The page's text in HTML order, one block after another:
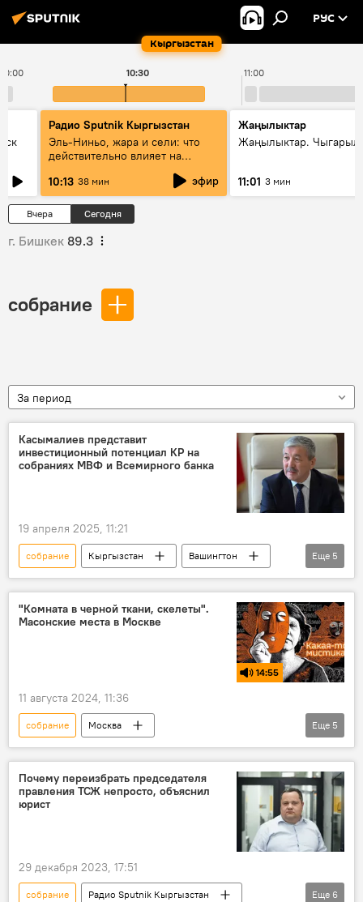
Кыргызстан
РУС
10:00 11:00
10:30
Радио Sputnik Кыргызстан
Эль-Ниньо, жара и сели: что
действительно влияет на
10:13 38 мин эфир
Жаңылыктар
Жаңылыктар.
11:01 3 мин
Вчера Сегодня
г. Бишкек 89.3
собрание
За период
Касымалиев представит
инвестиционный потенциал КР на
собраниях МВФ и Всемирного банка
19 апреля 2025, 11:21
собрание Кыргызстан
Вашингтон
фонд
Всемирный банк
встреча
кабинет министров
Адылбек Касымалиев
Еще 5
"Комната в черной ткани, скелеты".
Масонские места в Москве
14:55
11 августа 2024, 11:36
собрание
Москва
Радио Sputnik Кыргызстан
тайны
история
Общество
Подкасты РИА Новости
Еще 5
Почему переизбрать председателя
правления ТСЖ непросто, объяснил
юрист
29 декабря 2023, 17:51
собрание
Радио Sputnik Кыргызстан
Еще 6